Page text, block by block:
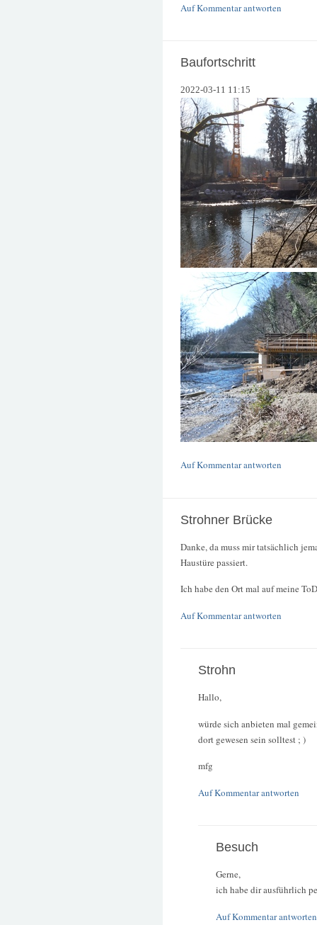
Auf Kommentar antworten
Baufortschritt
2022-03-11 11:15
Auf Kommentar antworten
Strohner Brücke
Danke, da muss mir tatsächlich
Haustüre passiert.
Ich habe den Ort mal auf meine
Auf Kommentar antworten
Strohn
Hallo,
würde sich anbieten mal
dort gewesen sein solltest ; )
mfg
Auf Kommentar antworten
Besuch
Gerne,
ich habe dir ausführlich
Auf Kommentar antworten